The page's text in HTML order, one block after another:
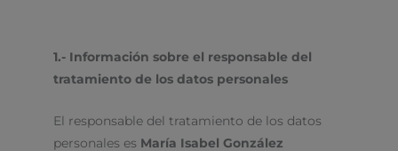
1.- Información sobre el responsable del
tratamiento de los datos personales
El responsable del tratamiento de los datos
personales es María Isabel González